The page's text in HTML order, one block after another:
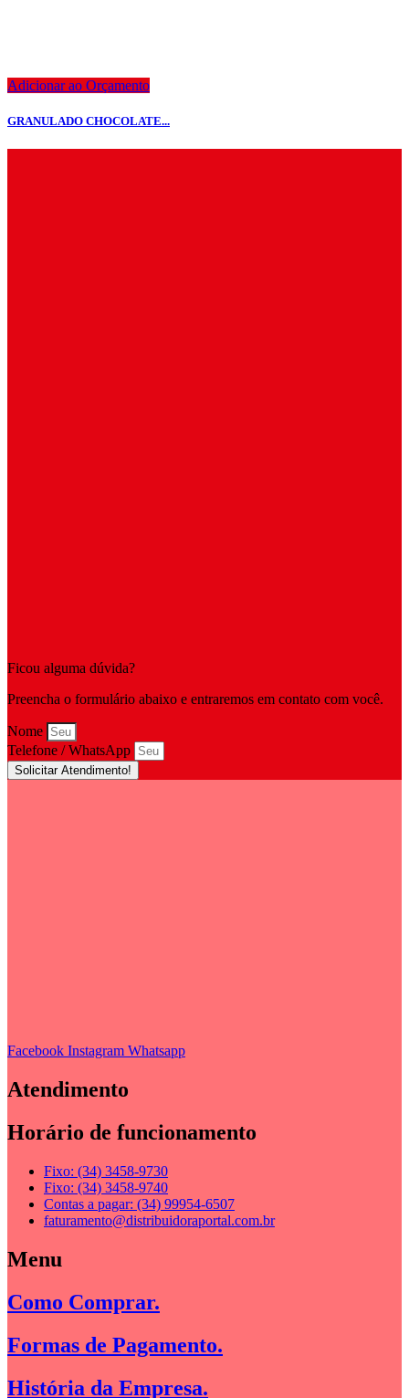
Adicionar ao Orçamento
GRANULADO CHOCOLATE...
Ficou alguma dúvida?
Preencha o formulário abaixo e entraremos em contato com você.
Nome
Telefone / WhatsApp
Solicitar Atendimento!
Facebook Instagram Whatsapp
Atendimento
Horário de funcionamento
Fixo: (34) 3458-9730
Fixo: (34) 3458-9740
Contas a pagar: (34) 99954-6507
faturamento@distribuidoraportal.com.br
Menu
Como Comprar.
Formas de Pagamento.
História da Empresa.